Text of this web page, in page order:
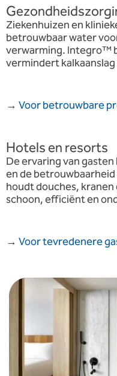
Ziekenhuizen en
betrouwbaar water
verwarming. Integro™
vermindert
→ Voor betrouwbare
Hotels en resorts
De ervaring van
en de
houdt douches,
schoon, efficiënt en
→ Voor tevredenere